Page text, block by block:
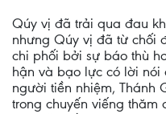
Qúy vị đã trải qua đau
nhưng Qúy vị đã từ chối
chi phối bởi sự báo thù
hận và bạo lực có lời nói
người tiền nhiệm, Thánh
trong chuyến viếng